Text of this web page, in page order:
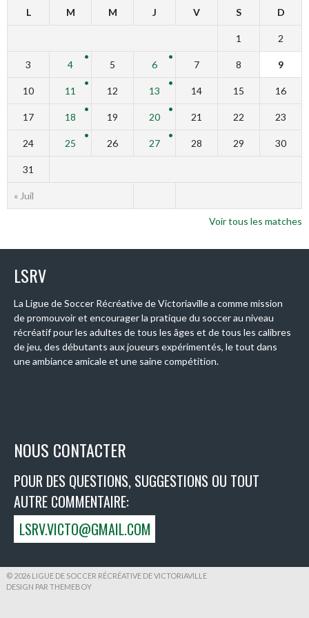
L M M J V S D
« Juil
1 2
3 4 5 6 7 8 9
10 11 12 13 14 15 16
17 18 19 20 21 22 23
24 25 26 27 28 29 30
31
Voir tous les matches
LSRV
La Ligue de Soccer Récréative de Victoriaville a comme mission
de promouvoir et encourager la pratique du soccer au niveau
récréatif pour les adultes de tous les âges et de tous les calibres
de jeu, des débutants aux joueurs expérimentés, le tout dans
une ambiance amicale et une saine compétition.
NOUS CONTACTER
POUR DES QUESTIONS, SUGGESTIONS OU TOUT
AUTRE COMMENTAIRE:
LSRV.VICTO@GMAIL.COM
© 2026 LIGUE DE SOCCER RÉCRÉATIVE DE VICTORIAVILLE
DESIGN PAR THEMEBOY